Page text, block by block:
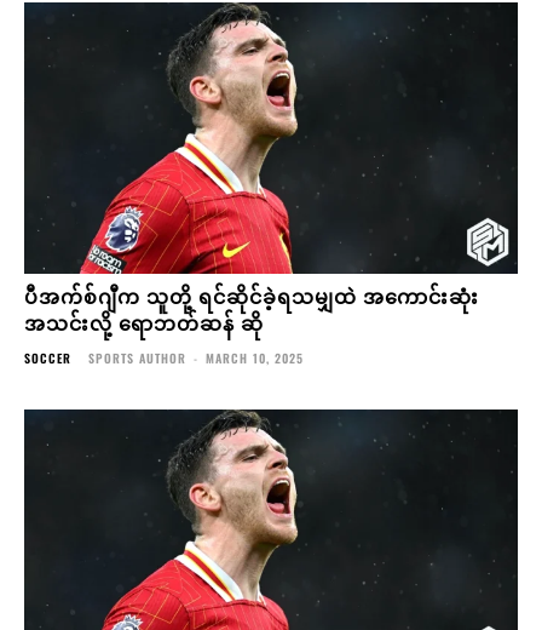
ပီအက်စ်ဂျီက သူတို့ ရင်ဆိုင်ခဲ့ရသမျှထဲ အကောင်းဆုံး
အသင်းလို့ ရောဘတ်ဆန် ဆို
SOCCER SPORTS AUTHOR - MARCH 10, 2025